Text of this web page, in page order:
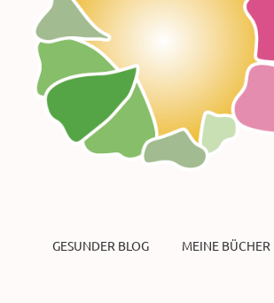
GESUNDER BLOG MEINE BÜCHER